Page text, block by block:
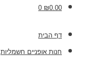
₪0.00
0
דף הבית
חנות אופניים חשמליות